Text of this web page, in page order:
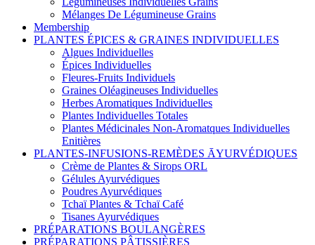
Mélanges De Légumineuse Grains
Membership
PLANTES ÉPICES & GRAINES INDIVIDUELLES
Algues Individuelles
Épices Individuelles
Fleures-Fruits Individuels
Graines Oléagineuses Individuelles
Herbes Aromatiques Individuelles
Plantes Individuelles Totales
Plantes Médicinales Non-Aromatques Individuelles
Enitières
PLANTES-INFUSIONS-REMÈDES ĀYURVÉDIQUES
Crème de Plantes & Sirops ORL
Gélules Ayurvédiques
Poudres Ayurvédiques
Tchaï Plantes & Tchaï Café
Tisanes Ayurvédiques
PRÉPARATIONS BOULANGÈRES
PRÉPARATIONS PÂTISSIÈRES